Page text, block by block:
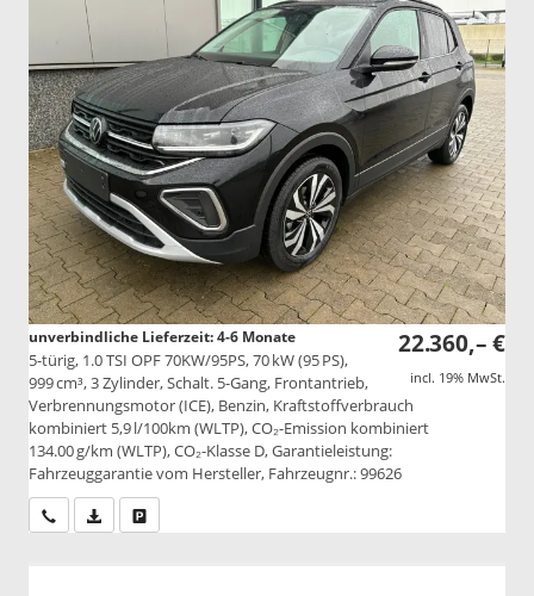
22.360,– €
incl. 19% MwSt.
unverbindliche Lieferzeit: 4-6 Monate
5-türig, 1.0 TSI OPF 70KW/95PS, 70 kW (95 PS),
999 cm³, 3 Zylinder, Schalt. 5-Gang, Frontantrieb,
Verbrennungsmotor (ICE), Benzin, Kraftstoffverbrauch
kombiniert 5,9 l/100km (WLTP), CO₂-Emission kombiniert
134.00 g/km (WLTP), CO₂-Klasse D, Garantieleistung:
Fahrzeuggarantie vom Hersteller, Fahrzeugnr.: 99626
Wir rufen Sie anPDF-Datei, Fahrzeugexposé drucken